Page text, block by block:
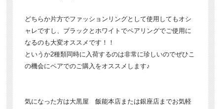
どちらか片方でファッションリングとして使用してもオシ
ャレですし、ブラックとホワイトでペアリングでご使用に
なるのも大変オススメです！！
というか2種類同時に入荷するのは非常に珍しいのでぜひこ
の機会にペアでのご購入をオススメします♪
気になった方は大黒屋 飯能本店または銀座店までお気軽